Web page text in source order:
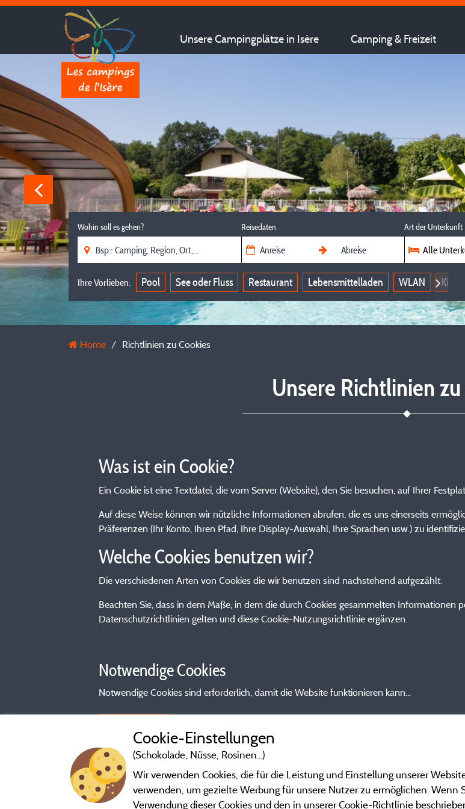
Unsere Campingplätze in Isère Camping & Freizeit
Wohin soll es gehen? Reisedaten Art der Unterkunft
Alle
Ihre Vorlieben: Pool See oder Fluss Restaurant Lebensmittelladen WLAN
Home Richtlinien zu Cookies
Unsere Richtlinien
Was ist ein Cookie?
Ein Cookie ist eine Textdatei, die vom Server (Website), den Sie besuchen, auf Ihrer
Auf diese Weise können wir nützliche Informationen abrufen, die es uns einerseits
Präferenzen (Ihr Konto, Ihren Pfad, Ihre Display-Auswahl, Ihre Sprachen usw.) zu
Welche Cookies benutzen wir?
Die verschiedenen Arten von Cookies die wir benutzen sind nachstehend aufgezählt.
Beachten Sie, dass in dem Maße, in dem die durch Cookies gesammelten Informationen
Datenschutzrichtlinien gelten und diese Cookie-Nutzungsrichtlinie ergänzen.
Notwendige Cookies
Notwendige Cookies sind erforderlich, damit die Website funktionieren kann...
Cookie-Einstellungen
(Schokolade, Nüsse, Rosinen...)
Wir verwenden Cookies, die für die Leistung und Einstellung unserer
verwenden, um gezielte Werbung für unsere Nutzer zu ermöglichen.
Verwendung dieser Cookies und den in unserer Cookie-Richtlinie